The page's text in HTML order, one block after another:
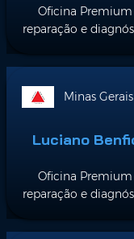
Oficina
reparação e
Minas Gerais
Luciano
Oficina
reparação e